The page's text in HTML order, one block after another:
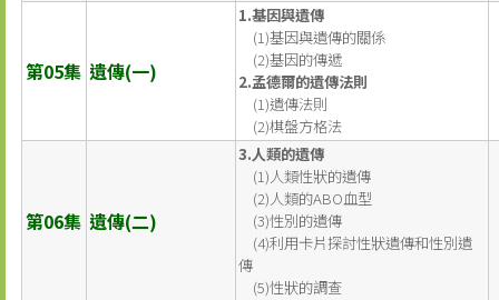
第05集 遺傳(一)
1.基因與遺傳
(1)基因與遺傳的關係
(2)基因的傳遞
2.孟德爾的遺傳法則
(1)遺傳法則
(2)棋盤方格法
第06集 遺傳(二)
3.人類的遺傳
(1)人類性狀的遺傳
(2)人類的ABO血型
(3)性別的遺傳
(4)利用卡片探討性狀遺傳和性別遺
傳
(5)性狀的調查